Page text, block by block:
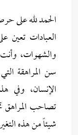
الحمد لله على
العبادات تعين
والشهوات،
سن المراهقة
الإنسان، وفي
تصاحب المراهق
شيئاً من هذه